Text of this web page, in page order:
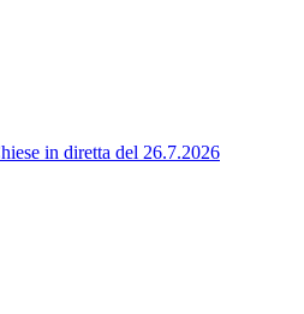
in diretta del 26.7.2026